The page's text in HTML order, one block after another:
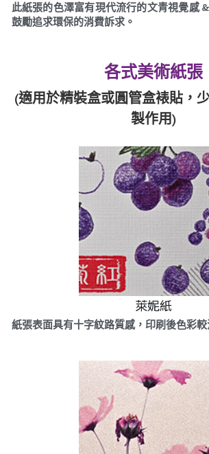
此紙張的色澤富有現代流行的文青視覺感
鼓勵追求環保的消費訴求。
各式美術紙張
(適用於精裝盒或圓管盒裱貼，
製作用)
萊妮紙
紙張表面具有十字紋路質感，印刷後色彩較